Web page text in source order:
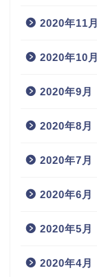
2020年11月
2020年10月
2020年9月
2020年8月
2020年7月
2020年6月
2020年5月
2020年4月